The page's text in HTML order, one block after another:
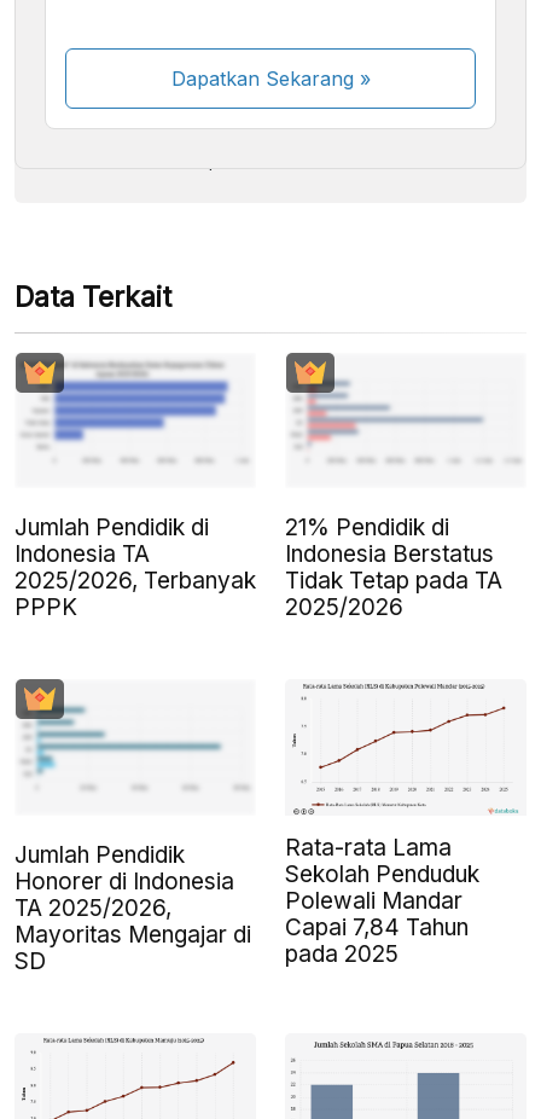
Dapatkan Sekarang»
Beberapa metode pembayaran masih dalam
Data Terkait
Jumlah Pendidik di
Indonesia TA
2025/2026, Terbanyak
PPPK
21% Pendidik di
Indonesia Berstatus
Tidak Tetap pada TA
2025/2026
Jumlah Pendidik
Honorer di Indonesia
TA 2025/2026,
Mayoritas Mengajar di
SD
Rata-rata Lama
Sekolah Penduduk
Polewali Mandar
Capai 7,84 Tahun
pada 2025